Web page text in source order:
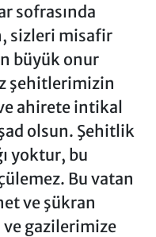
sofrasında
sizleri misafir
büyük onur
şehitlerimizin
ahirete intikal
olsun. Şehitlik
yoktur, bu
Bu vatan
ve şükran
ve gazilerimize